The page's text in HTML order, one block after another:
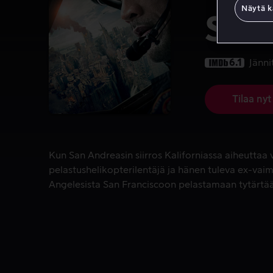
San
6.1
Tilaa nyt
Kun San Andreasin siirros Kaliforniassa
Kun San Andreasin siirros Kaliforniassa aiheuttaa
pelastushelikopterilentäjä ja hänen tuleva ex-
Angelesista San Franciscoon pelastamaan
Näytä